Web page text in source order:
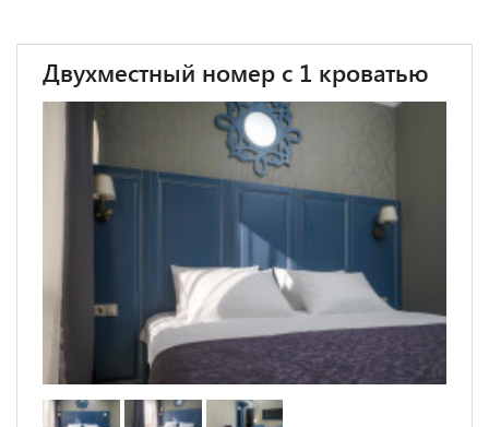
Двухместный номер с 1 кроватью